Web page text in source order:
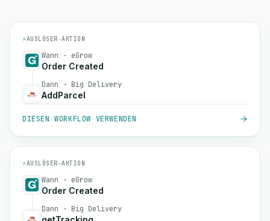
⚡AUSLÖSER→AKTION
Wann · eGrow
Order Created
Dann · Big Delivery
AddParcel
DIESEN WORKFLOW VERWENDEN
⚡AUSLÖSER→AKTION
Wann · eGrow
Order Created
Dann · Big Delivery